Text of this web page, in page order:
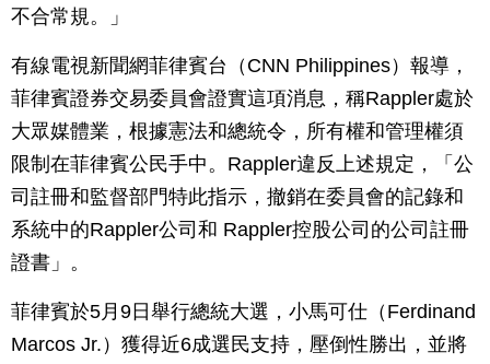
不合常規。」
有線電視新聞網菲律賓台（CNN Philippines）報導，
菲律賓證券交易委員會證實這項消息，稱Rappler處於
大眾媒體業，根據憲法和總統令，所有權和管理權須
限制在菲律賓公民手中。Rappler違反上述規定，「公
司註冊和監督部門特此指示，撤銷在委員會的記錄和
系統中的Rappler公司和 Rappler控股公司的公司註冊
證書」。
菲律賓於5月9日舉行總統大選，小馬可仕（Ferdinand
Marcos Jr.）獲得近6成選民支持，壓倒性勝出，並將